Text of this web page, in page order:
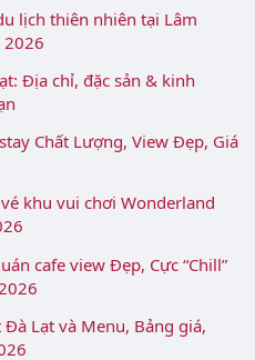
lịch thiên nhiên tại Lâm
Địa chỉ, đặc sản & kinh
Chất Lượng, View Đẹp, Giá
khu vui chơi Wonderland
cafe view Đẹp, Cực “Chill”
Lạt và Menu, Bảng giá,